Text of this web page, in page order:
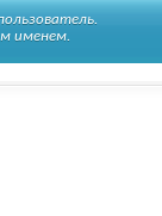
именем.